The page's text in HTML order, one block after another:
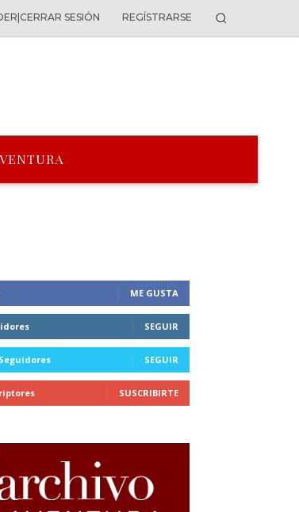
SESIÓN REGÍSTRARSE
ME GUSTA
SEGUIR
Seguidores SEGUIR
SUSCRIBIRTE